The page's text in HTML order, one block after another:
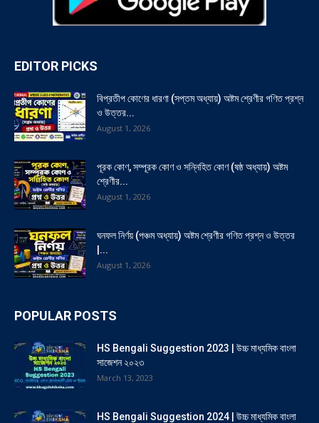
EDITOR PICKS
বিপ্রতীপ কোণের ধারণা (সপ্তম অধ্যায়) অষ্টম শ্রেণীর গণিত প্রশ্ন
ও উত্তর...
August 1, 2026
পূরক কোণ, সম্পূরক কোণ ও সন্নিহিত কোণ (ষষ্ঠ অধ্যায়) অষ্টম
শ্রেণীর...
August 1, 2026
ঘনফল নির্ণয় (পঞ্চম অধ্যায়) অষ্টম শ্রেণীর গণিত প্রশ্ন ও উত্তর
|...
August 1, 2026
POPULAR POSTS
HS Bengali Suggestion 2023 | উচ্চ মাধ্যমিক বাংলা
সাজেশন ২০২৩
March 13, 2023
HS Bengali Suggestion 2024 | উচ্চ মাধ্যমিক বাংলা